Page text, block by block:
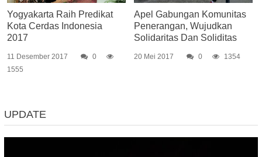
Yogyakarta Raih Predikat
Kota Cerdas Indonesia
2017
11 Desember 2017
0
1555
Apel Gabungan Komunitas
Penerangan, Wujudkan
Solidaritas Dan Soliditas
20 Mei 2017 0 1354
UPDATE